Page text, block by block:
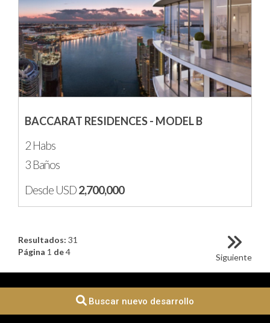
BACCARAT RESIDENCES - MODEL B
2 Habs
3 Baños
Desde USD2,700,000
Siguiente
Resultados: 31
Página 1 de4
Buscar nuevo desarrollo